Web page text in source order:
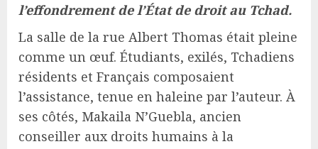
l’effondrement de l’État de droit au Tchad.
La salle de la rue Albert Thomas était pleine
comme un œuf. Étudiants, exilés, Tchadiens
résidents et Français composaient
l’assistance, tenue en haleine par l’auteur. À
ses côtés, Makaila N’Guebla, ancien
conseiller aux droits humains à la